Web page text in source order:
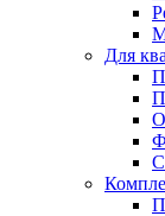
Для